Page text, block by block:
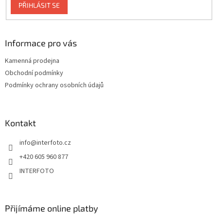
PŘIHLÁSIT SE
Informace pro vás
Kamenná prodejna
Obchodní podmínky
Podmínky ochrany osobních údajů
Kontakt
info@interfoto.cz
+420 605 960 877
INTERFOTO
Přijímáme online platby